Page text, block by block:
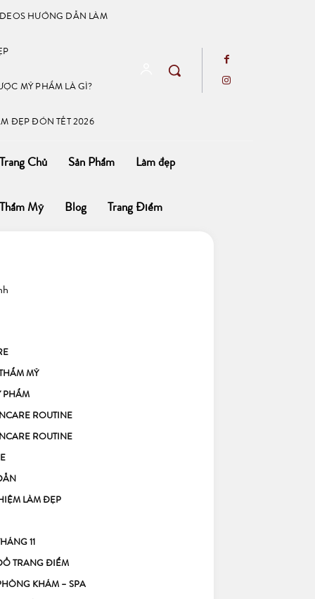
HƯỚNG DẪN LÀM
MỸ PHẨM LÀ GÌ?
ĐẸP ĐÓN TẾT 2026
Chủ Sản Phẩm Làm đẹp
Mỹ Blog Trang Điểm
MỸ
PHẨM
ROUTINE
ROUTINE
LÀM ĐẸP
11
TRANG ĐIỂM
KHÁM – SPA